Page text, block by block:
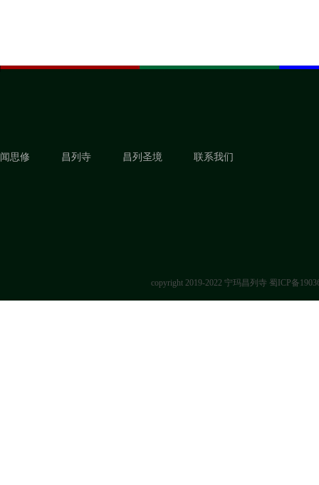
闻思修 昌列寺 昌列圣境 联系我们
copyright 2019-2022 宁玛昌列寺 蜀ICP备